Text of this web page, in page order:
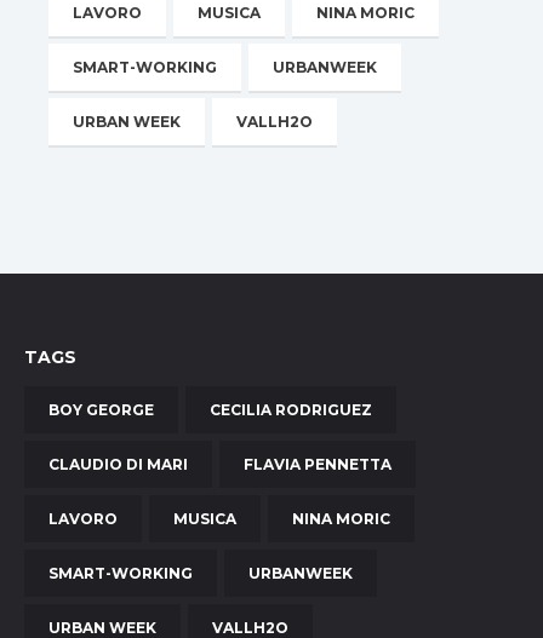
LAVORO MUSICA NINA MORIC
SMART-WORKING URBANWEEK
URBAN WEEK VALLH2O
TAGS
BOY GEORGE CECILIA RODRIGUEZ
CLAUDIO DI MARI FLAVIA PENNETTA
LAVORO MUSICA NINA MORIC
SMART-WORKING URBANWEEK
URBAN WEEK VALLH2O